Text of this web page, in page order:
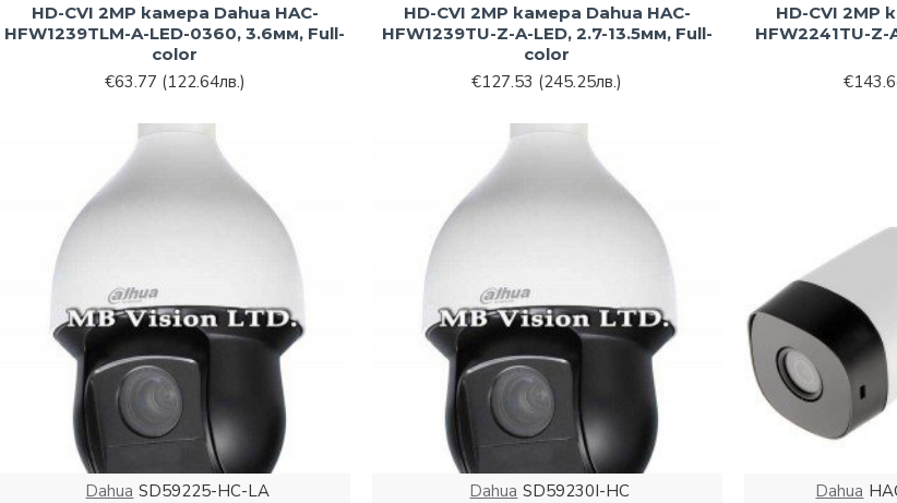
HD-CVI 2MP камера Dahua HAC-
HFW1239TLM-A-LED-0360, 3.6мм, Full-
color
€63.77 (122.64лв.)
HD-CVI 2MP камера Dahua HAC-
HFW1239TU-Z-A-LED, 2.7-13.5мм, Full-
color
€127.53 (245.25лв.)
HD-CVI 2MP
HFW2241TU-Z-
Dahua SD59225-HC-LA Dahua SD59230I-HC Dahua